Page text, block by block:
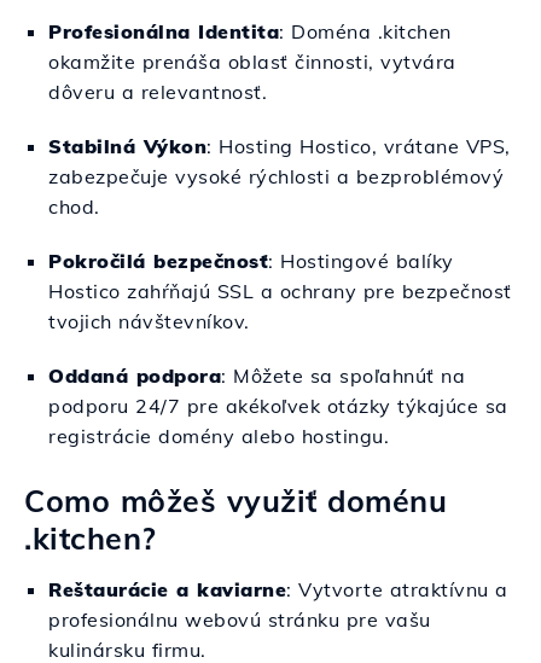
Profesionálna Identita: Doména .kitchen
okamžite prenáša oblasť činnosti, vytvára
dôveru a relevantnosť.
Stabilná Výkon: Hosting Hostico, vrátane VPS,
zabezpečuje vysoké rýchlosti a bezproblémový
chod.
Pokročilá bezpečnosť: Hostingové balíky
Hostico zahŕňajú SSL a ochrany pre bezpečnosť
tvojich návštevníkov.
Oddaná podpora: Môžete sa spoľahnúť na
podporu 24/7 pre akékoľvek otázky týkajúce sa
registrácie domény alebo hostingu.
Como môžeš využiť doménu
.kitchen?
Reštaurácie a kaviarne: Vytvorte atraktívnu a
profesionálnu webovú stránku pre vašu
kulinársku firmu.